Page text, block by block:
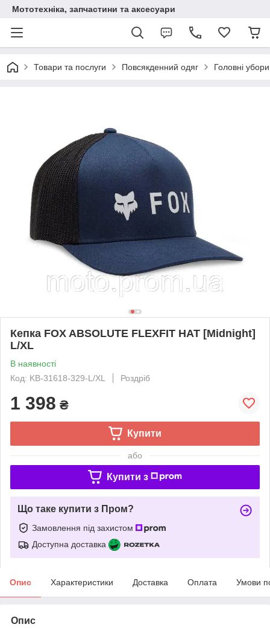
Мототехніка, запчастини та аксесуари
Товари та послуги Повсякденний одяг Головні убори
Кепка FOX ABSOLUTE FLEXFIT HAT [Midnight]
L/XL
В наявності
Код: KB-31618-329-L/XL
Роздріб
1 398 ₴
Купити
або
Купити з
Що таке купити з Пром?
Замовлення під захистом
Доступна доставка
Опис Характеристики Доставка Оплата Умови
Опис